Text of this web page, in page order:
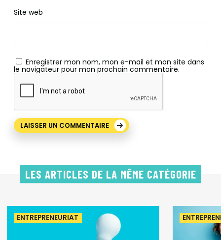
Site web
Enregistrer mon nom, mon e-mail et mon site dans
le navigateur pour mon prochain commentaire.
LES ARTICLES DE LA MÊME CATÉGORIE
ENTREPRENEURIAT